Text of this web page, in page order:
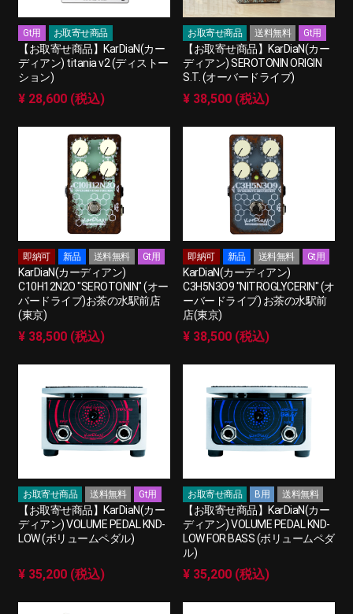
Gt用 お取寄せ商品
【お取寄せ商品】KarDiaN(カー
ディアン) titania v2 (ディストー
ション)
¥ 28,600 (税込)
お取寄せ商品 送料無料 Gt用
【お取寄せ商品】KarDiaN(カー
ディアン) SEROTONIN ORIGIN
S.T. (オーバードライブ)
¥ 38,500 (税込)
即納可 新品 送料無料 Gt用
KarDiaN(カーディアン)
C10H12N2O "SEROTONIN" (オー
バードライブ)お茶の水駅前店
(東京)
¥ 38,500 (税込)
即納可 新品 送料無料 Gt用
KarDiaN(カーディアン)
C3H5N3O9 "NITROGLYCERIN" (オ
ーバードライブ) お茶の水駅前
店(東京)
¥ 38,500 (税込)
お取寄せ商品 送料無料 Gt用
【お取寄せ商品】KarDiaN(カー
ディアン) VOLUME PEDAL KND-
LOW (ボリュームペダル)
¥ 35,200 (税込)
お取寄せ商品 B用 送料無料
【お取寄せ商品】KarDiaN(カー
ディアン) VOLUME PEDAL KND-
LOW FOR BASS (ボリュームペダ
ル)
¥ 35,200 (税込)